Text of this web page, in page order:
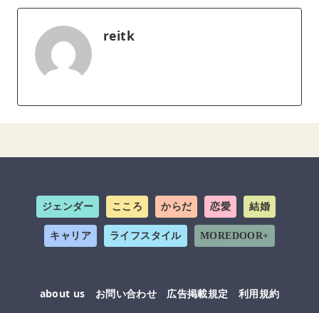
reitk
ジェンダー こころ からだ 恋愛 結婚
キャリア ライフスタイル MOREDOOR+
about us お問い合わせ 広告掲載規定 利用規約